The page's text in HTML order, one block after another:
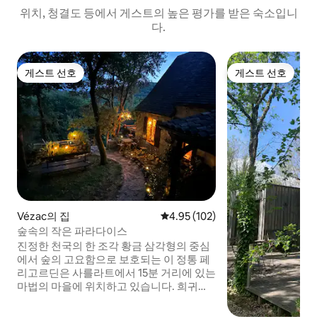
위치, 청결도 등에서 게스트의 높은 평가를 받은 숙소입니
다.
게스트 선호
게스트 선호
Vézac의 집 평점 4.95점(5점 만점), 후기 102
4.95 (102)
숲속의 작은 파라다이스
진정한 천국의 한 조각 황금 삼각형의 중심
에서 숲의 고요함으로 보호되는 이 정통 페
리고르딘은 사를라트에서 15분 거리에 있는
마법의 마을에 위치하고 있습니다. 희귀하
게스트 선호
게스트 선호